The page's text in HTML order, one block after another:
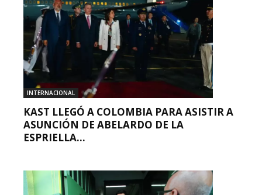
INTERNACIONAL
KAST LLEGÓ A COLOMBIA PARA ASISTIR A
ASUNCIÓN DE ABELARDO DE LA
ESPRIELLA...